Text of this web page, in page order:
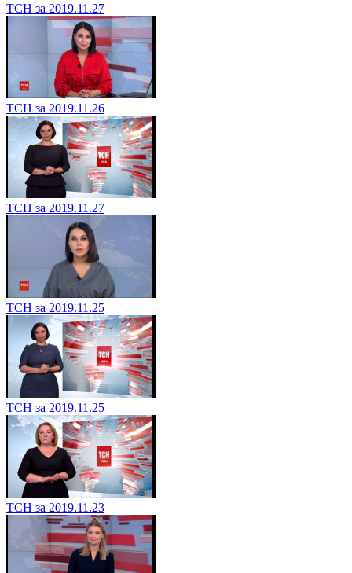
ТСН за 2019.11.27
ТСН за 2019.11.26
ТСН за 2019.11.27
ТСН за 2019.11.25
ТСН за 2019.11.25
ТСН за 2019.11.23